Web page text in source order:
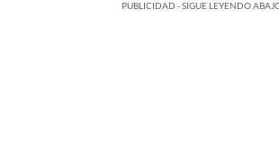
PUBLICIDAD - SIGUE LEYENDO